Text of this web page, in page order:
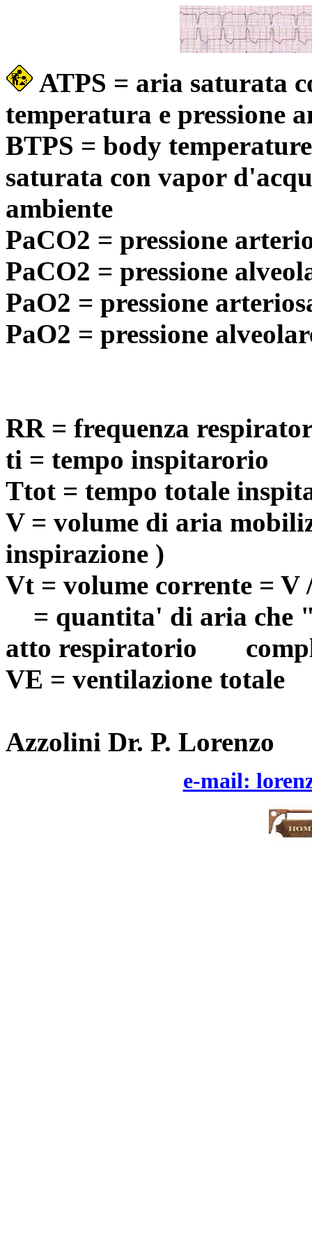
ATPS = aria saturata
temperatura e pressione
BTPS = body
saturata con vapor
ambiente
PaCO2 = pressione
PaCO2 = pressione
PaO2 = pressione
PaO2 = pressione
RR = frequenza
ti = tempo inspitarorio
Ttot = tempo totale
V = volume di aria
inspirazione )
Vt = volume corrente =
= quantita' di aria che "
atto respiratorio
VE = ventilazione totale
Azzolini Dr. P. Lorenzo
e-mail: